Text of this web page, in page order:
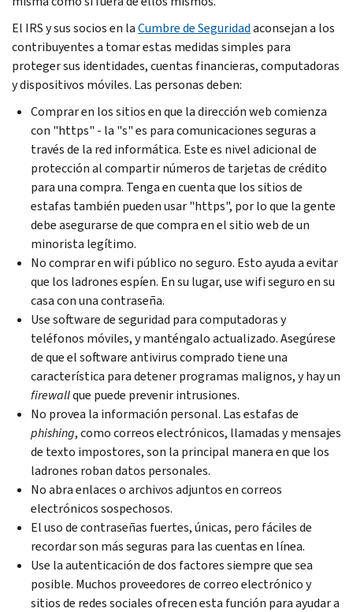
El IRS y sus socios en laCumbre de Seguridadaconsejan a los
contribuyentes a tomar estas medidas simples para
proteger sus identidades, cuentas financieras, computadoras
y dispositivos móviles. Las personas deben:
Comprar en los sitios en que la dirección web comienza
con "https" - la "s" es para comunicaciones seguras a
través de la red informática. Este es nivel adicional de
protección al compartir números de tarjetas de crédito
para una compra. Tenga en cuenta que los sitios de
estafas también pueden usar "https", por lo que la gente
debe asegurarse de que compra en el sitio web de un
minorista legítimo.
No comprar en wifi público no seguro. Esto ayuda a evitar
que los ladrones espíen. En su lugar, use wifi seguro en su
casa con una contraseña.
Use software de seguridad para computadoras y
teléfonos móviles, y manténgalo actualizado. Asegúrese
de que el software antivirus comprado tiene una
característica para detener programas malignos, y hay un
firewallque puede prevenir intrusiones.
No provea la información personal. Las estafas de
phishing, como correos electrónicos, llamadas y mensajes
de texto impostores, son la principal manera en que los
ladrones roban datos personales.
No abra enlaces o archivos adjuntos en correos
electrónicos sospechosos.
El uso de contraseñas fuertes, únicas, pero fáciles de
recordar son más seguras para las cuentas en línea.
Use la autenticación de dos factores siempre que sea
posible. Muchos proveedores de correo electrónico y
sitios de redes sociales ofrecen esta función para ayudar a